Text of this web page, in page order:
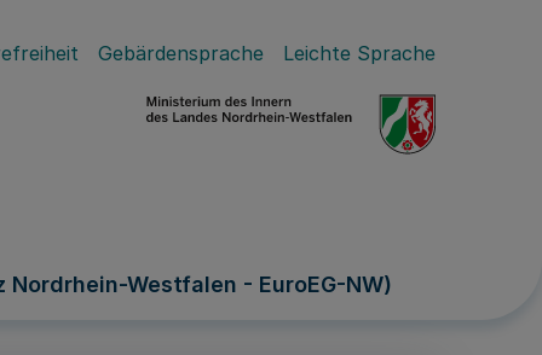
Gebärdensprache Leichte Sprache
Westfalen - EuroEG-NW)